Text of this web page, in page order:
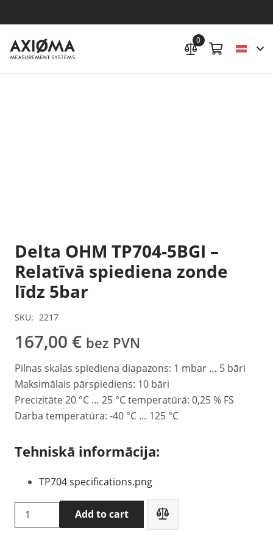
0
Delta OHM TP704-5BGI –
Relatīvā spiediena zonde
līdz 5bar
SKU: 2217
167,00 € bez PVN
Pilnas skalas spiediena diapazons: 1 mbar … 5 bāri
Maksimālais pārspiediens: 10 bāri
Precizitāte 20 °C … 25 °C temperatūrā: 0,25 % FS
Darba temperatūra: -40 °C … 125 °C
Tehniskā informācija:
TP704 specifications.png
Delta
OHM
Add to cart